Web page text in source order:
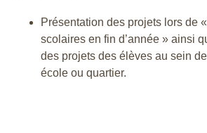
Présentation des projets lors de
scolaires en fin d’année » ainsi
des projets des élèves au sein
école ou quartier.